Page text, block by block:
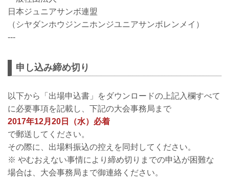
日本ジュニアサンボ連盟
（シヤダンホウジンニホンジユニアサンボレンメイ）
---
申し込み締め切り
以下から「出場申込書」をダウンロードの上記入欄すべて
に必要事項を記載し、下記の大会事務局まで
2017年12月20日（水）必着
で郵送してください。
その際に、出場料振込の控えを同封してください。
※ やむおえない事情により締め切りまでの申込が困難な
場合は、大会事務局まで御連絡ください。